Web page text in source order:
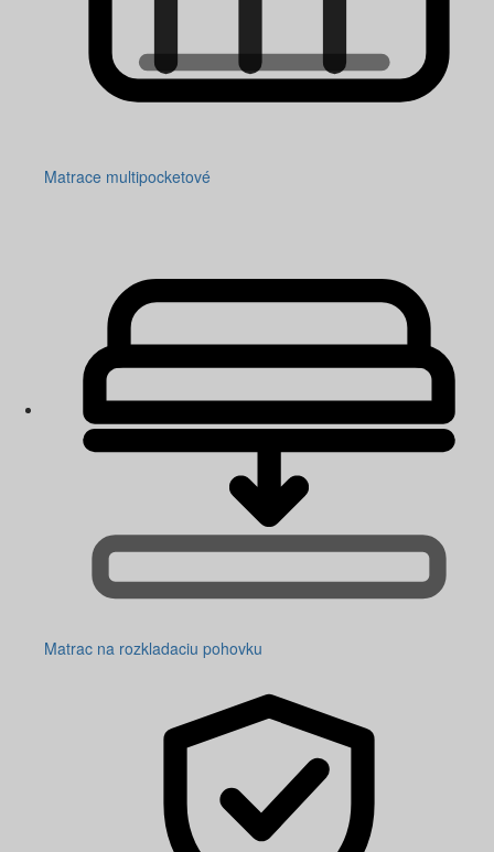
Matrace multipocketové
Matrac na rozkladaciu pohovku